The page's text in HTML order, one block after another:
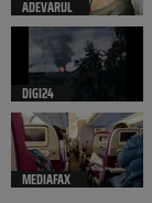
ADEVARUL
DIGI24
MEDIAFAX